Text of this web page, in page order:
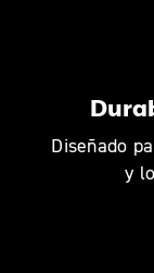
Diseñado
y